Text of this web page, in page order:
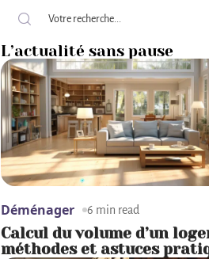
L’actualité sans pause
Déménager 6 min read
Calcul du volume d’un
méthodes et astuces